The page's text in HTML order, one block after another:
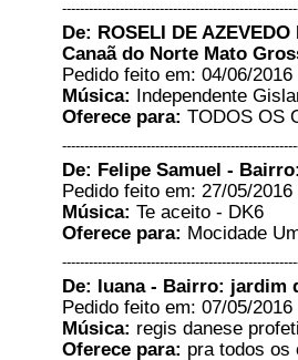
De: ROSELI DE
Canaã do Norte Mato
Pedido feito em: 04/06/
Música: Independente
Oferece para: TODOS OS
De: Felipe Samuel -
Pedido feito em: 27/05/
Música: Te aceito - DK6
Oferece para: Mocidade
De: luana - Bairro: jardim
Pedido feito em: 07/05/
Música: regis danese
Oferece para: pra todos os